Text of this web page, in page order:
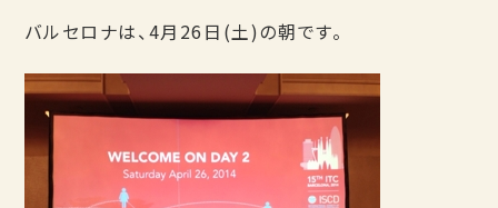
バルセロナは、4月26日(土)の朝です。